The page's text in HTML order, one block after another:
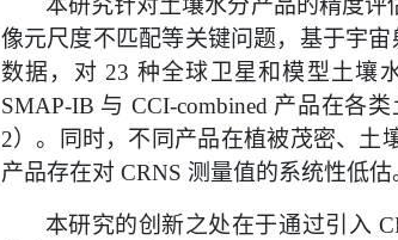
像元尺度不匹配等关键问题，基于宇
数据，对 23 种全球卫星和模型土壤
SMAP-IB 与 CCI-combined 产品在各
2）。同时，不同产品在植被茂密、土
产品存在对CRNS 测量值的系统性低估
本研究的创新之处在于通过引入